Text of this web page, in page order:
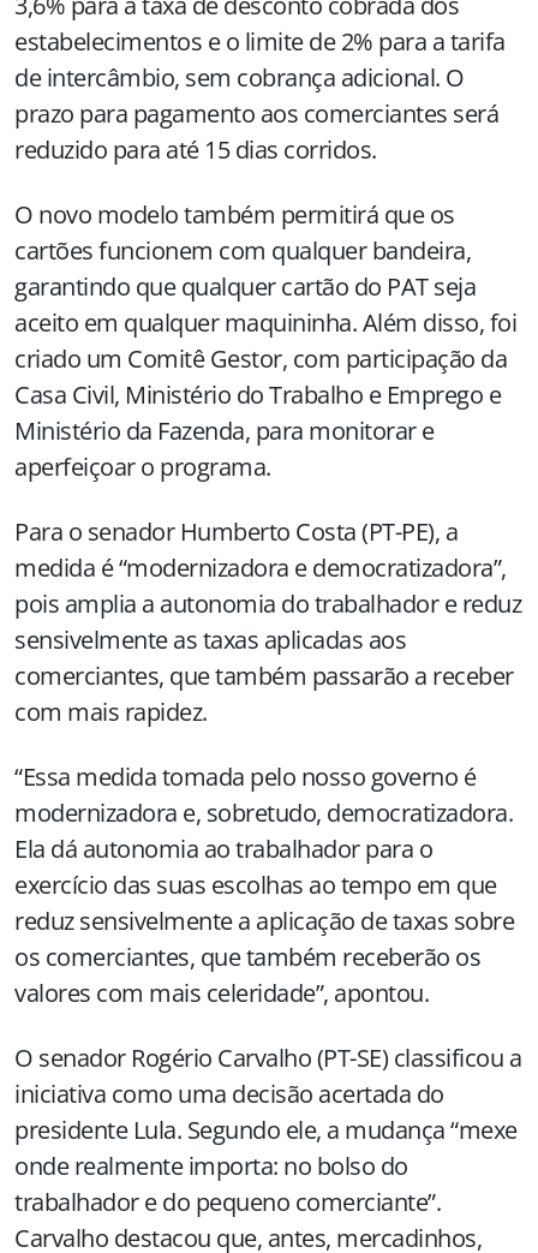
estabelecimentos e o limite de 2% para a tarifa
de intercâmbio, sem cobrança adicional. O
prazo para pagamento aos comerciantes será
reduzido para até 15 dias corridos.
O novo modelo também permitirá que os
cartões funcionem com qualquer bandeira,
garantindo que qualquer cartão do PAT seja
aceito em qualquer maquininha. Além disso, foi
criado um Comitê Gestor, com participação da
Casa Civil, Ministério do Trabalho e Emprego e
Ministério da Fazenda, para monitorar e
aperfeiçoar o programa.
Para o senador Humberto Costa (PT-PE), a
medida é “modernizadora e democratizadora”,
pois amplia a autonomia do trabalhador e reduz
sensivelmente as taxas aplicadas aos
comerciantes, que também passarão a receber
com mais rapidez.
“Essa medida tomada pelo nosso governo é
modernizadora e, sobretudo, democratizadora.
Ela dá autonomia ao trabalhador para o
exercício das suas escolhas ao tempo em que
reduz sensivelmente a aplicação de taxas sobre
os comerciantes, que também receberão os
valores com mais celeridade”, apontou.
O senador Rogério Carvalho (PT-SE) classificou a
iniciativa como uma decisão acertada do
presidente Lula. Segundo ele, a mudança “mexe
onde realmente importa: no bolso do
trabalhador e do pequeno comerciante”.
Carvalho destacou que, antes, mercadinhos,